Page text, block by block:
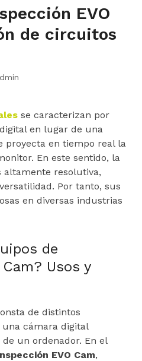
EVO
de circuitos
se caracterizan por
en lugar de una
proyecta en tiempo real la
En este sentido, la
altamente resolutiva,
Por tanto, sus
en diversas industrias
de
Usos y
de distintos
una cámara digital
un ordenador. En el
EVO Cam,